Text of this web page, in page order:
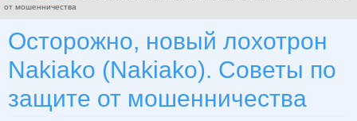
от мошенничества
Осторожно, новый лохотрон
Nakiako (Nakiako). Советы по
защите от мошенничества